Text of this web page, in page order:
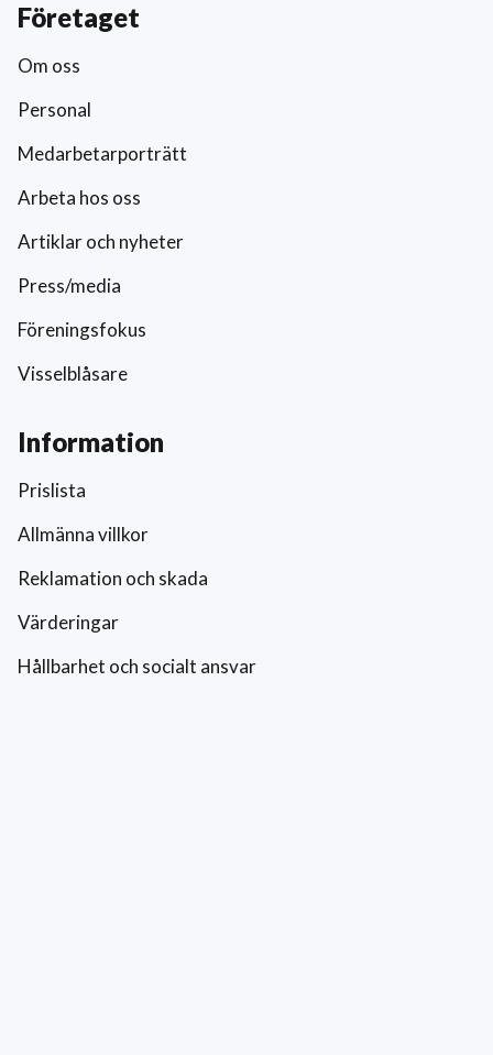
Företaget
Om oss
Personal
Medarbetarporträtt
Arbeta hos oss
Artiklar och nyheter
Press/media
Föreningsfokus
Visselblåsare
Information
Prislista
Allmänna villkor
Reklamation och skada
Värderingar
Hållbarhet och socialt ansvar